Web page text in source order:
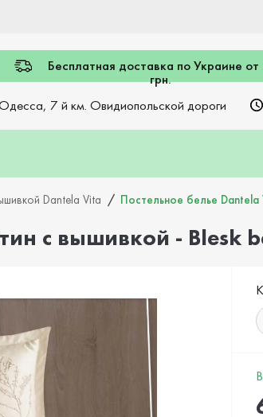
Бесплатная доставка по Украине
грн.
7 й км. Овидиопольской дороги
Dantela Vita Постельное белье
с вышивкой - Blesk